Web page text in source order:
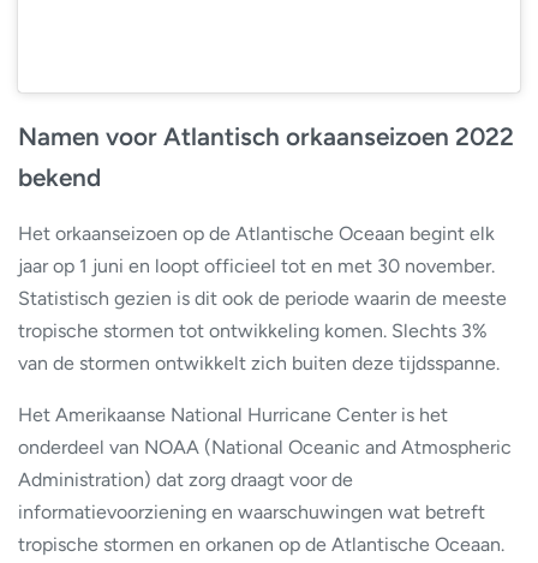
Namen voor Atlantisch orkaanseizoen 2022
bekend
Het orkaanseizoen op de Atlantische Oceaan begint elk
jaar op 1 juni en loopt officieel tot en met 30 november.
Statistisch gezien is dit ook de periode waarin de meeste
tropische stormen tot ontwikkeling komen. Slechts 3%
van de stormen ontwikkelt zich buiten deze tijdsspanne.
Het Amerikaanse National Hurricane Center is het
onderdeel van NOAA (National Oceanic and Atmospheric
Administration) dat zorg draagt voor de
informatievoorziening en waarschuwingen wat betreft
tropische stormen en orkanen op de Atlantische Oceaan.